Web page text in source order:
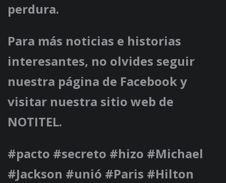
perdura.
Para más noticias e historias
interesantes, no olvides seguir
nuestra página de Facebook y
visitar nuestra sitio web de
NOTITEL.
#pacto #secreto #hizo #Michael
#Jackson #unió #Paris #Hilton